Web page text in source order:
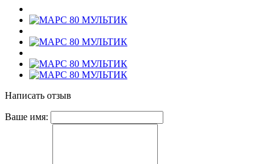
Написать отзыв
Ваше имя: